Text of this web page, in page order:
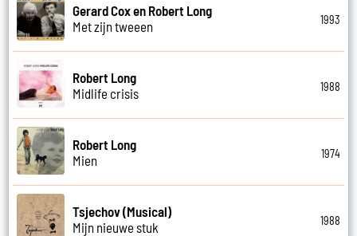
Gerard Cox en Robert Long
Met zijn tweeen
1993
Robert Long
Midlife crisis
1988
Robert Long
Mien
1974
Tsjechov (Musical)
Mijn nieuwe stuk
1988